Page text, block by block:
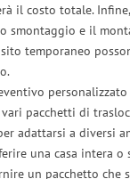
il costo totale.
smontaggio e il
temporaneo
pacchetti di
adattarsi a diversi
una casa intera o
un pacchetto che